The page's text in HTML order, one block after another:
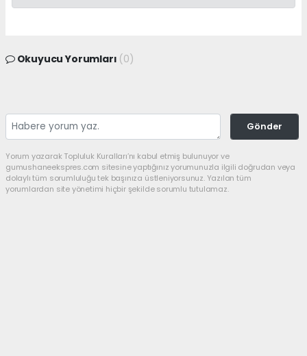
Okuyucu Yorumları (0)
Gönder
Yorum yazarak Topluluk Kuralları’nı kabul etmiş bulunuyor ve
gumushaneekspres.com sitesine yaptığınız yorumunuzla ilgili doğrudan veya
dolaylı tüm sorumluluğu tek başınıza üstleniyorsunuz. Yazılan tüm
yorumlardan site yönetimi hiçbir şekilde sorumlu tutulamaz.